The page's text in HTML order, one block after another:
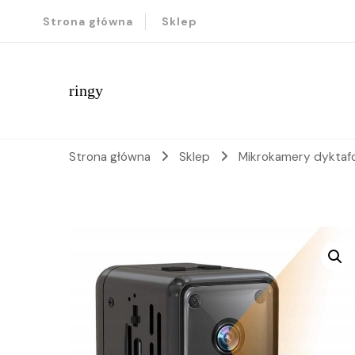
Strona główna Sklep
ringy
Strona główna Sklep Mikrokamery